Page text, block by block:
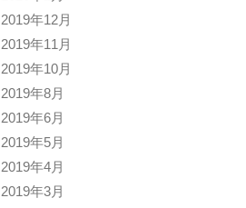
2019年12月
2019年11月
2019年10月
2019年8月
2019年6月
2019年5月
2019年4月
2019年3月